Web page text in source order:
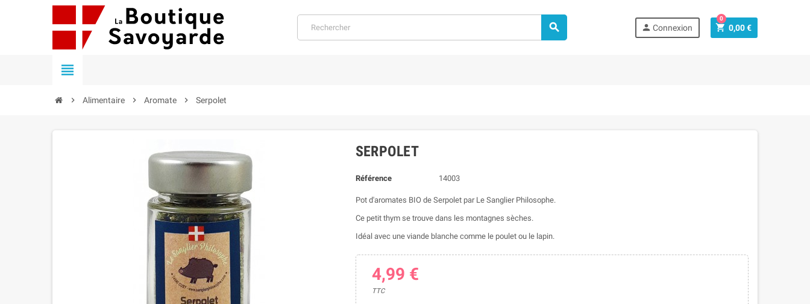
  Connexion  0,00 €
0

 Alimentaire  Aromate  Serpolet
SERPOLET
Référence 14003
Pot d'aromates BIO de Serpolet par Le Sanglier Philosophe.
Ce petit thym se trouve dans les montagnes sèches.
Idéal avec une viande blanche comme le poulet ou le lapin.
4,99 €
TTC